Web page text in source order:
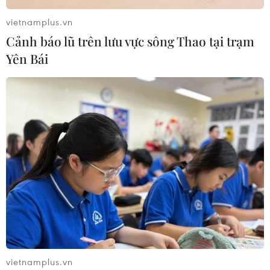
Châu Phi tận dụng lợi thế quang điện
cho ngành xe điện
Động đất mạnh làm rung chuyển
nhiều khu vực tại Ai Cập
03/08/2026 03:11
90 người thiệt mạng trong khủng
hoảng di cư tại Ceuta
vietnamplus.vn
Cảnh báo lũ trên lưu vực sông Thao tại trạm
Yên Bái
vietnamplus.vn